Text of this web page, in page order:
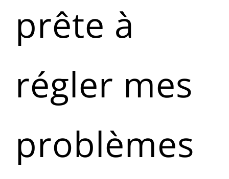
prête à
régler mes
problèmes